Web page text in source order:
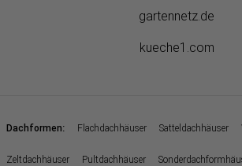
gartennetz.de
kueche1.com
Dachformen: Flachdachhäuser Satteldachhäuser
Zeltdachhäuser Pultdachhäuser